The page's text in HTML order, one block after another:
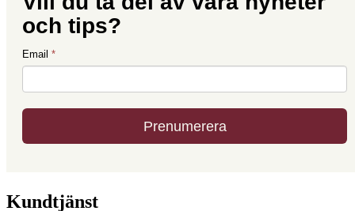
Kundtjänst